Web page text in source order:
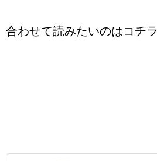
合わせて読みたいのはコチラ